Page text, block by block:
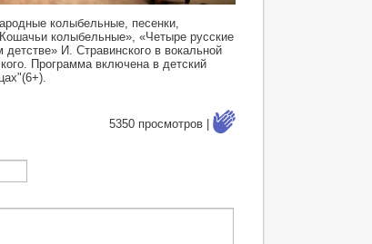
колыбельные, песенки,
колыбельные», «Четыре русские
И. Стравинского в вокальной
Программа включена в детский
5350 просмотров |